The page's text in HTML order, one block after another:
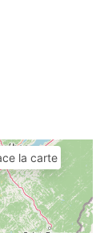
la carte